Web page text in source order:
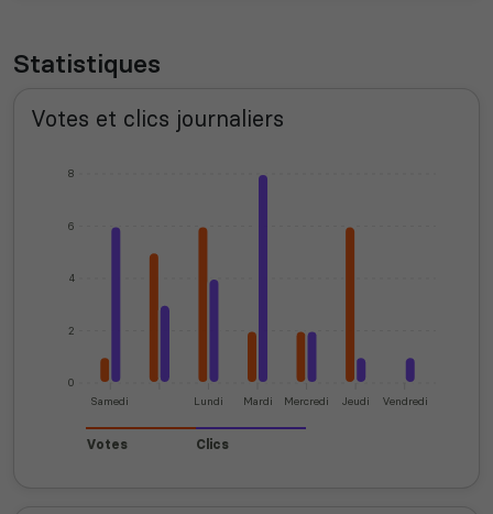
Statistiques
Votes et clics journaliers
0
2
4
6
8
Samedi Lundi Mardi Mercredi Jeudi Vendredi
Votes Clics